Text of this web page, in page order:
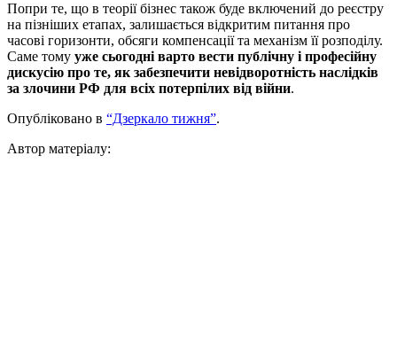
Попри те, що в теорії бізнес також буде включений до реєстру
на пізніших етапах, залишається відкритим питання про
часові горизонти, обсяги компенсації та механізм її розподілу.
Саме тому уже сьогодні варто вести публічну і професійну
дискусію про те, як забезпечити невідворотність наслідків
за злочини РФ для всіх потерпілих від війни.
Опубліковано в “Дзеркало тижня”.
Автор матеріалу: